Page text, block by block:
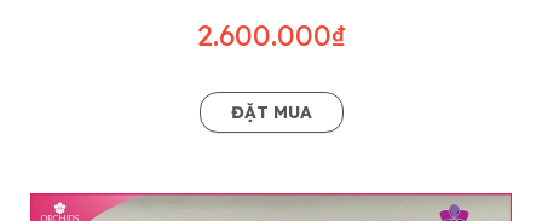
2.600.000₫
ĐẶT MUA